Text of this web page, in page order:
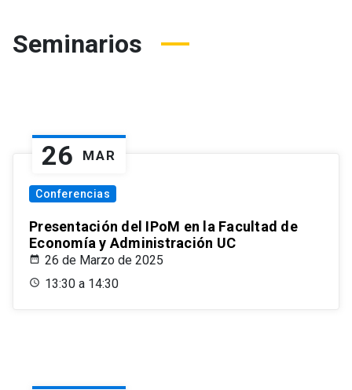
Seminarios
26 MAR
Conferencias
Presentación del IPoM en la Facultad de
Economía y Administración UC
26 de Marzo de 2025
13:30 a 14:30